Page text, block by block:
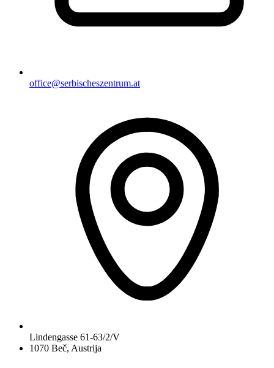
office@serbischeszentrum.at
Lindengasse 61-63/2/V
1070 Beč, Austrija